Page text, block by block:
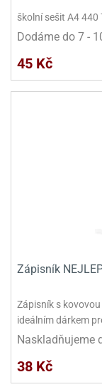
školní sešit A4 440
Dodáme do 7 -
45 Kč
Zápisník
Zápisník s
ideálním dárkem
Naskladňujeme
38 Kč